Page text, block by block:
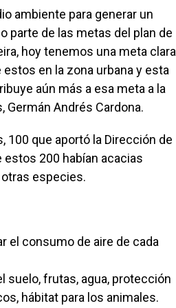
ambiente para generar un
parte de las metas del plan de
hoy tenemos una meta clara
en la zona urbana y esta
aún más a esa meta a la
Germán Andrés Cardona.
100 que aportó la Dirección de
estos 200 habían acacias
especies.
el consumo de aire de cada
suelo, frutas, agua, protección
hábitat para los animales.